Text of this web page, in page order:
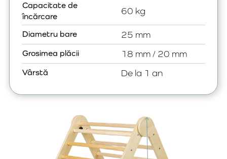
Capacitate de
încărcare
60 kg
Diametru bare 25 mm
Grosimea plăcii 18 mm / 20 mm
Vârstă De la 1 an